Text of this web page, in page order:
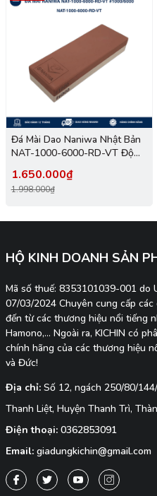
Đá Mài Dao Naniwa Nhật Bản
NAT-1000-6000-RD-VT Độ
1.650.000₫
1.998.000₫
HỘ KINH DOANH SẢN
Mã số thuế: 8353101039-001 do
07/03/2024 Chuyên cung cấp
đến từ các thương hiệu nổi tiếng
Hamono,... Ngoài ra, KICHIN có
chính hãng của các thương hiệu
và Đức!
Địa chỉ: Số 12, ngách 250/80/
Thanh Liệt, Huyện Thanh Trì,
Điện thoại: 0362853091
Email: giadungkichin@gmail.com